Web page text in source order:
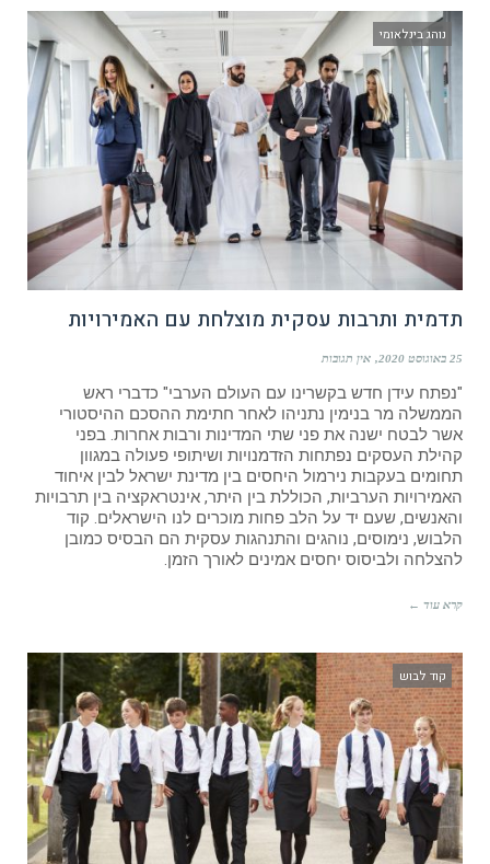
נוהג בינלאומי
תדמית ותרבות עסקית מוצלחת עם האמירויות
25 באוגוסט 2020 אין תגובות
"נפתח עידן חדש בקשרינו עם העולם הערבי" כדברי ראש
הממשלה מר בנימין נתניהו לאחר חתימת ההסכם ההיסטורי
אשר לבטח ישנה את פני שתי המדינות ורבות אחרות. בפני
קהילת העסקים נפתחות הזדמנויות ושיתופי פעולה במגוון
תחומים בעקבות נירמול היחסים בין מדינת ישראל לבין איחוד
האמירויות הערביות, הכוללת בין היתר, אינטראקציה בין תרבויות
והאנשים, שעם יד על הלב פחות מוכרים לנו הישראלים. קוד
הלבוש, נימוסים, נוהגים והתנהגות עסקית הם הבסיס כמובן
להצלחה ולביסוס יחסים אמינים לאורך הזמן.
קרא עוד ←
קוד לבוש